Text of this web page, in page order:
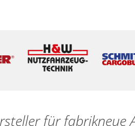
für fabrikneue